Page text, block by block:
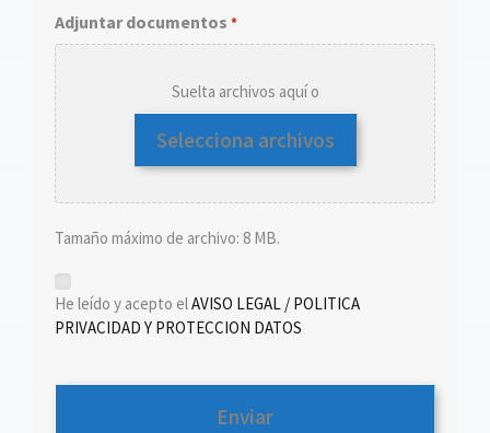
Adjuntar documentos *
Suelta archivos aquí o
Selecciona archivos
Tamaño máximo de archivo: 8 MB.
He leído y acepto elAVISO LEGAL / POLITICA
PRIVACIDAD Y PROTECCION DATOS